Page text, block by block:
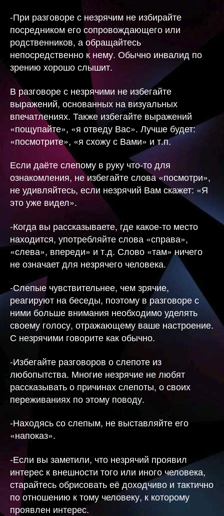
-При разговоре с незрячим не избирайте
посредником его сопровождающего или
родственников, а обращайтесь
непосредственно к нему. Обычно инвалид по
зрению хорошо слышит.
В разговоре с незрячими не избегайте
выражений, основанных на визуальных
впечатлениях. Также избегайте выражений
«пощупайте», «я отведу Вас». Лучше будет:
«посмотрите», «я схожу с Вами» и т.п.
Если даёте слепому в руку что-то для
ознакомления, не избегайте слова «посмотри»,
не удивляйтесь, если незрячий Вам скажет: «Я
это уже видел».
-Когда вы рассказываете, где какое-то место
находится, употребляйте слова «справа»,
«слева», впереди» и т.д. Слово «там» ничего
не означает для незрячего человека.
-Слепые чувствительнее, чем зрячие,
реагируют на беседы, поэтому в разговоре с
ними больше внимания необходимо уделять
своему голосу, отражающему ваше настроение.
С незрячими говорите как обычно.
-Избегайте разговоров о слепоте из
любопытства. Многие незрячие не любят
рассказывать о причинах слепоты, о своих
переживаниях по этому поводу.
-Находясь со слепым, не выставляйте его
«напоказ».
-Если вы заметили, что незрячий проявил
интерес к внешности того или иного человека,
старайтесь обрисовать её доходчиво и тактично
по отношению к тому человеку, к которому
проявлен интерес.